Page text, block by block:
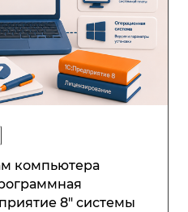
компьютера
8" системы